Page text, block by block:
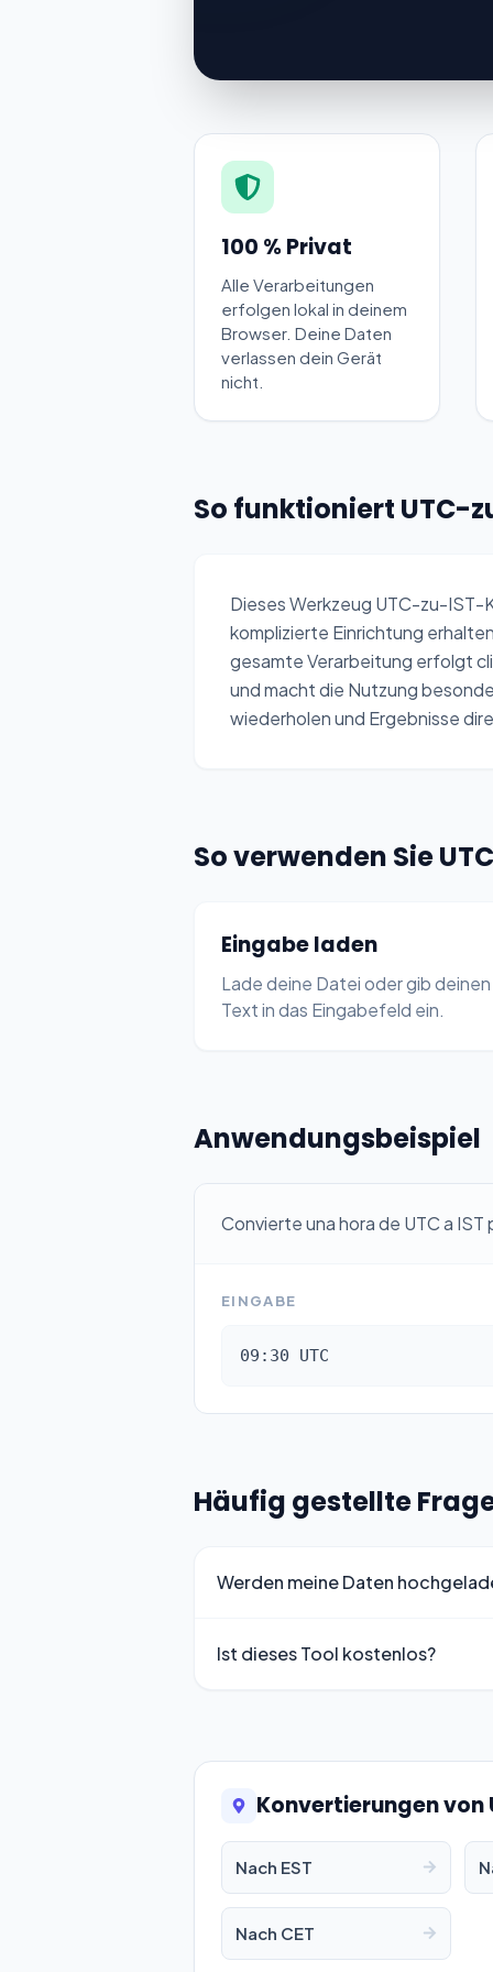
100 % Privat
Alle Verarbeitungen
erfolgen lokal in deinem
Browser. Deine Daten
verlassen dein Gerät
nicht.
So funktioniert UTC-
Dieses Werkzeug UTC-zu-
komplizierte Einrichtung
gesamte Verarbeitung erfolgt
und macht die Nutzung
wiederholen und Ergebnisse
So verwenden Sie
Eingabe laden
Lade deine Datei oder gib deinen
Text in das Eingabefeld ein.
Anwendungsbeispiel
Convierte una hora de UTC a
EINGABE
09:30 UTC
Häufig gestellte
Werden meine Daten
Ist dieses Tool kostenlos?
Konvertierungen von
Nach EST
Nach CET